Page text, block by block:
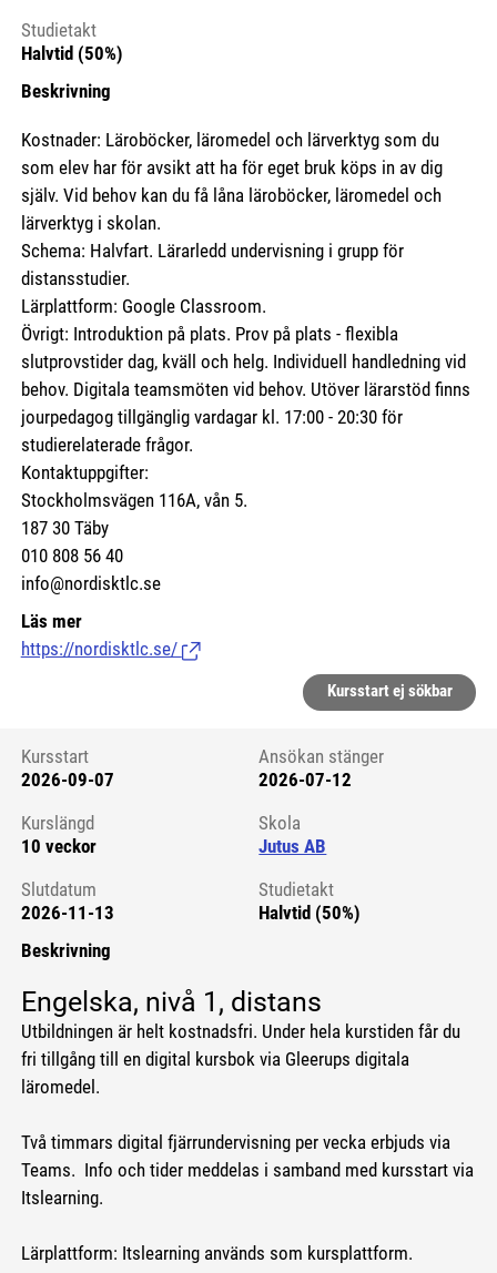
Studietakt
Halvtid (50%)
Beskrivning
Kostnader: Läroböcker, läromedel och lärverktyg som du
som elev har för avsikt att ha för eget bruk köps in av dig
själv. Vid behov kan du få låna läroböcker, läromedel och
lärverktyg i skolan.
Schema: Halvfart. Lärarledd undervisning i grupp för
distansstudier.
Lärplattform: Google Classroom.
Övrigt: Introduktion på plats. Prov på plats - flexibla
slutprovstider dag, kväll och helg. Individuell handledning vid
behov. Digitala teamsmöten vid behov. Utöver lärarstöd finns
jourpedagog tillgänglig vardagar kl. 17:00 - 20:30 för
studierelaterade frågor.
Kontaktuppgifter:
Stockholmsvägen 116A, vån 5.
187 30 Täby
010 808 56 40
info@nordisktlc.se
Läs mer
https://nordisktlc.se/ (Länk till extern sida.)
Kursstart ej sökbar
Kursstart 6163683
Kursstart
2026-09-07
Ansökan stänger
2026-07-12
Kurslängd
10 veckor
Skola
Jutus AB
Slutdatum
2026-11-13
Studietakt
Halvtid (50%)
Beskrivning
Engelska, nivå 1, distans
Utbildningen är helt kostnadsfri. Under hela kurstiden får du
fri tillgång till en digital kursbok via Gleerups digitala
läromedel.
Två timmars digital fjärrundervisning per vecka erbjuds via
Teams. Info och tider meddelas i samband med kursstart via
Itslearning.
Lärplattform: Itslearning används som kursplattform.